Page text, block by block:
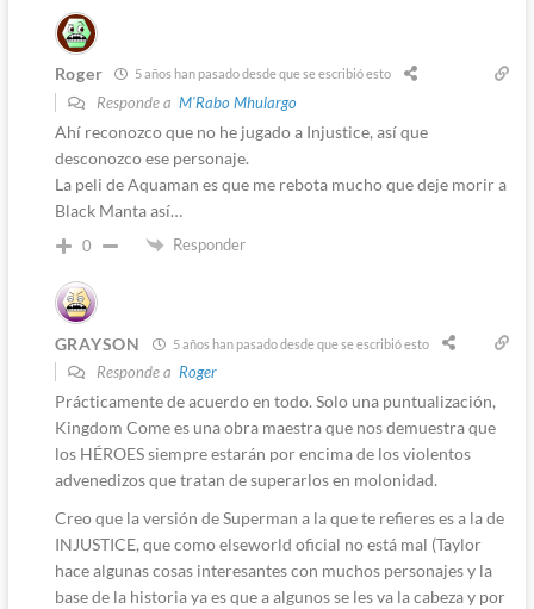
Roger 5 años han pasado desde que se escribió esto
Responde a M'Rabo Mhulargo
Ahí reconozco que no he jugado a Injustice, así que
desconozco ese personaje.
La peli de Aquaman es que me rebota mucho que deje morir a
Black Manta así…
0 Responder
GRAYSON 5 años han pasado desde que se escribió esto
Responde a Roger
Prácticamente de acuerdo en todo. Solo una puntualización,
Kingdom Come es una obra maestra que nos demuestra que
los HÉROES siempre estarán por encima de los violentos
advenedizos que tratan de superarlos en molonidad.
Creo que la versión de Superman a la que te refieres es a la de
INJUSTICE, que como elseworld oficial no está mal (Taylor
hace algunas cosas interesantes con muchos personajes y la
base de la historia ya es que a algunos se les va la cabeza y por